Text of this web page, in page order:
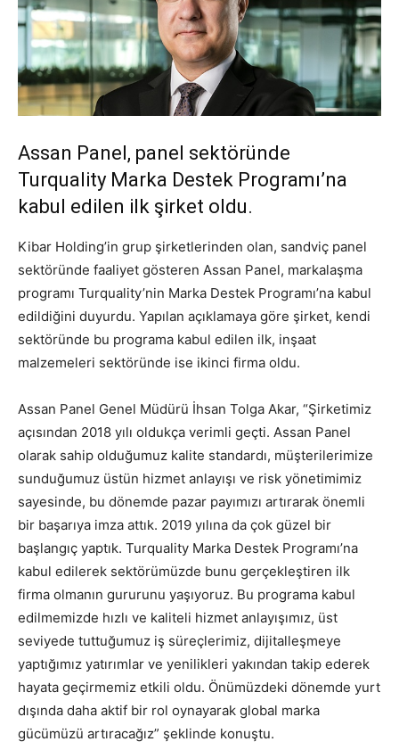
Assan Panel, panel sektöründe
Turquality Marka Destek Programı’na
kabul edilen ilk şirket oldu.
Kibar Holding’in grup şirketlerinden olan, sandviç panel
sektöründe faaliyet gösteren Assan Panel, markalaşma
programı Turquality’nin Marka Destek Programı’na kabul
edildiğini duyurdu. Yapılan açıklamaya göre şirket, kendi
sektöründe bu programa kabul edilen ilk, inşaat
malzemeleri sektöründe ise ikinci firma oldu.
Assan Panel Genel Müdürü İhsan Tolga Akar, “Şirketimiz
açısından 2018 yılı oldukça verimli geçti. Assan Panel
olarak sahip olduğumuz kalite standardı, müşterilerimize
sunduğumuz üstün hizmet anlayışı ve risk yönetimimiz
sayesinde, bu dönemde pazar payımızı artırarak önemli
bir başarıya imza attık. 2019 yılına da çok güzel bir
başlangıç yaptık. Turquality Marka Destek Programı’na
kabul edilerek sektörümüzde bunu gerçekleştiren ilk
firma olmanın gururunu yaşıyoruz. Bu programa kabul
edilmemizde hızlı ve kaliteli hizmet anlayışımız, üst
seviyede tuttuğumuz iş süreçlerimiz, dijitalleşmeye
yaptığımız yatırımlar ve yenilikleri yakından takip ederek
hayata geçirmemiz etkili oldu. Önümüzdeki dönemde yurt
dışında daha aktif bir rol oynayarak global marka
gücümüzü artıracağız” şeklinde konuştu.